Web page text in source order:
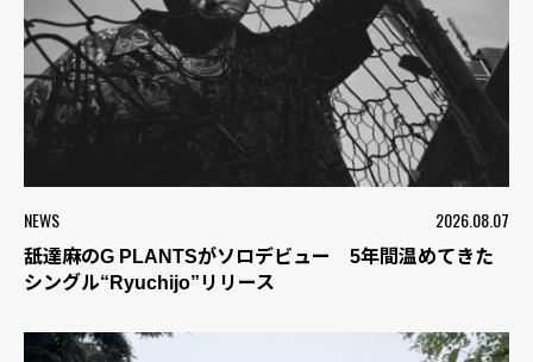
NEWS 2026.08.07
舐達麻のG PLANTSがソロデビュー 5年間温めてきた
シングル“Ryuchijo”リリース